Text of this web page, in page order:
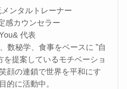
ンタルトレーナー
感カウンセラー
代表
数秘学、食事をベースに ”自
を提案しているモチベーショ
顔の連鎖で世界を平和にす
的に活動中。